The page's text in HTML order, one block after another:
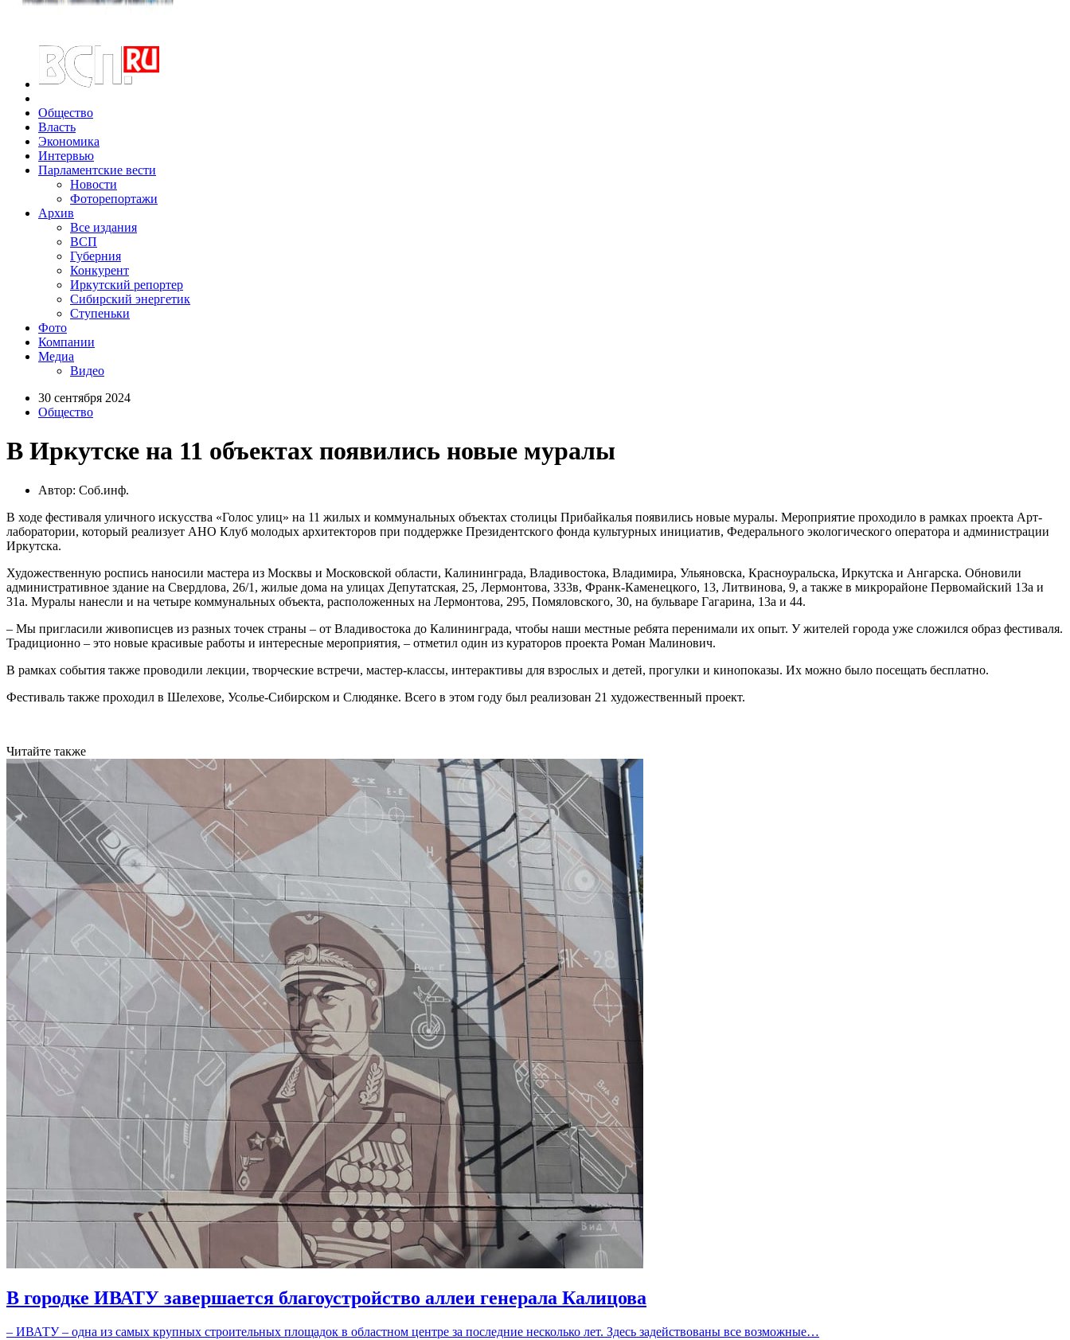
Общество
Власть
Экономика
Интервью
Парламентские вести
Новости
Фоторепортажи
Архив
Все издания
ВСП
Губерния
Конкурент
Иркутский репортер
Сибирский энергетик
Ступеньки
Фото
Компании
Медиа
Видео
30 сентября 2024
Общество
В Иркутске на 11 объектах появились новые муралы
Автор: Соб.инф.
В ходе фестиваля уличного искусства «Голос улиц» на 11 жилых и коммунальных объектах столицы Прибайкалья появились новые муралы. Мероприятие проходило в рамках проекта Арт-
лаборатории, который реализует АНО Клуб молодых архитекторов при поддержке Президентского фонда культурных инициатив, Федерального экологического оператора и администрации
Иркутска.
Художественную роспись наносили мастера из Москвы и Московской области, Калининграда, Владивостока, Владимира, Ульяновска, Красноуральска, Иркутска и Ангарска. Обновили
административное здание на Свердлова, 26/1, жилые дома на улицах Депутатская, 25, Лермонтова, 333в, Франк-Каменецкого, 13, Литвинова, 9, а также в микрорайоне Первомайский 13а и
31а. Муралы нанесли и на четыре коммунальных объекта, расположенных на Лермонтова, 295, Помяловского, 30, на бульваре Гагарина, 13а и 44.
– Мы пригласили живописцев из разных точек страны – от Владивостока до Калининграда, чтобы наши местные ребята перенимали их опыт. У жителей города уже сложился образ фестиваля.
Традиционно – это новые красивые работы и интересные мероприятия, – отметил один из кураторов проекта Роман Малинович.
В рамках события также проводили лекции, творческие встречи, мастер-классы, интерактивы для взрослых и детей, прогулки и кинопоказы. Их можно было посещать бесплатно.
Фестиваль также проходил в Шелехове, Усолье-Сибирском и Слюдянке. Всего в этом году был реализован 21 художественный проект.
Читайте также
В городке ИВАТУ завершается благоустройство аллеи генерала Калицова
– ИВАТУ – одна из самых крупных строительных площадок в областном центре за последние несколько лет. Здесь задействованы все возможные…